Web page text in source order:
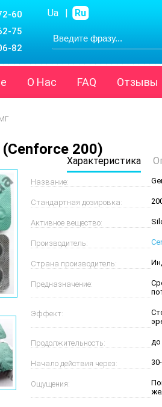
60
75
82
О Нас FAQ Отзывы
Ua | Ru
200)
Характеристика
Название:
Стандартная дозировка:
Активное вещество:
Производитель:
Страна производитель:
Предназначение:
Эффект:
Продолжительность: до
Начало действия через:
Ощущения: